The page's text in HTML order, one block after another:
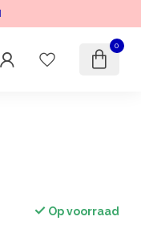
0
Op voorraad